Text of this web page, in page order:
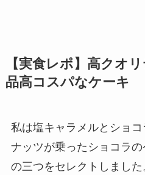
【実食レポ】高クオ
品高コスパなケーキ
私は塩キャラメルとショ
ナッツが乗ったショコラ
の三つをセレクトしました